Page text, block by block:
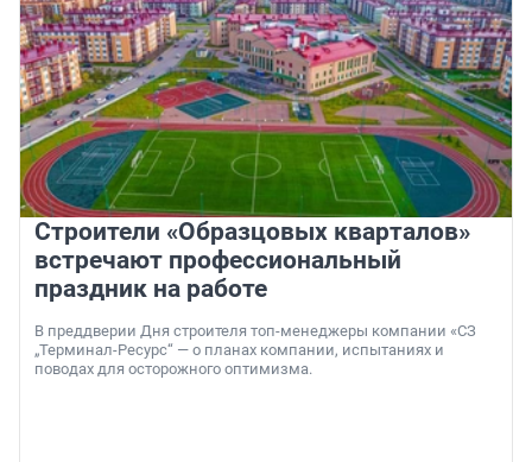
Строители «Образцовых кварталов»
встречают профессиональный
праздник на работе
В преддверии Дня строителя топ-менеджеры компании «СЗ
„Терминал-Ресурс“ — о планах компании, испытаниях и
поводах для осторожного оптимизма.